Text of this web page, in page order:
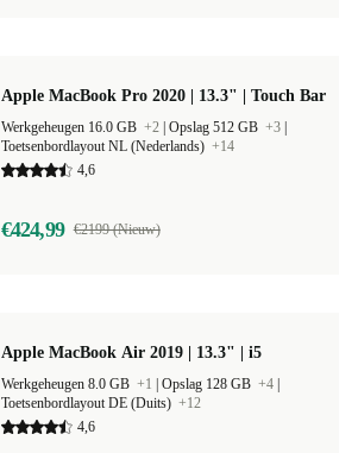
Apple MacBook Pro 2020 | 13.3" | Touch Bar
Werkgeheugen 16.0 GB +2 Opslag 512 GB +3
Toetsenbordlayout NL (Nederlands) +14
4,6
€424,99 €2199 (Nieuw)
Apple MacBook Air 2019 | 13.3" | i5
Werkgeheugen 8.0 GB +1 Opslag 128 GB +4
Toetsenbordlayout DE (Duits) +12
4,6